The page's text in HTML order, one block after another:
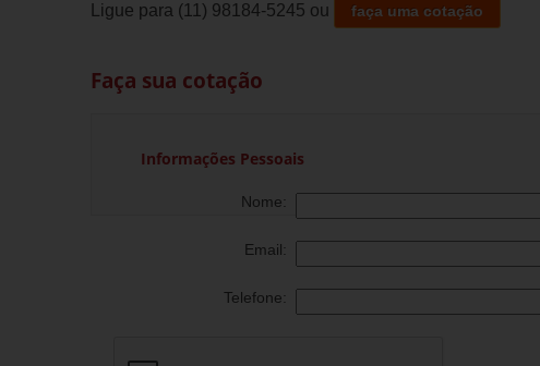
Ligue para (11) 98184-5245 ou faça uma cotação
Faça sua cotação
Informações Pessoais
Nome:
Email:
Telefone: